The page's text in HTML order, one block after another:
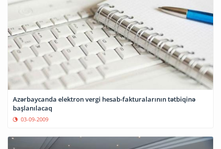
Azərbaycanda elektron vergi hesab-fakturalarının tətbiqinə
başlanılacaq
03-09-2009